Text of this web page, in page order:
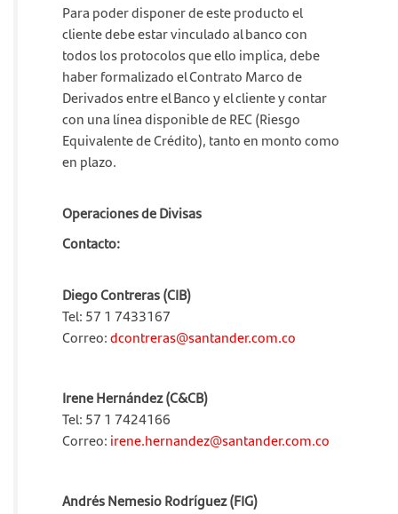
Para poder disponer de este producto el
cliente debe estar vinculado al banco con
todos los protocolos que ello implica, debe
haber formalizado el Contrato Marco de
Derivados entre el Banco y el cliente y contar
con una línea disponible de REC (Riesgo
Equivalente de Crédito), tanto en monto como
en plazo.
Operaciones de Divisas
Contacto:
Diego Contreras (CIB)
Tel: 57 1 7433167
Correo:dcontreras@santander.com.co
Irene Hernández (C&CB)
Tel: 57 1 7424166
Correo: irene.hernandez@santander.com.co
Andrés Nemesio Rodríguez (FIG)